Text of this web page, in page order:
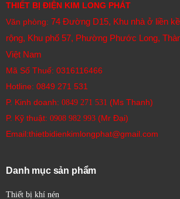
THIẾT BỊ ĐIỆN KIM LONG PHÁT
Văn phòng: 74 Đường D15, Khu nhà ở liền
rộng, Khu phố 57, Phường Phước Long,
Việt Nam
Mã Số Thuế: 0316116466
Hotline: 0849 271 531
P. Kinh doanh: 0849 271 531 (Ms Thanh)
P. Kỹ thuật: 0908 982 993​ (Mr Đại)
Email:thietbidienkimlongphat@gmail.com
Danh mục sản phẩm
Thiết bị khí nén